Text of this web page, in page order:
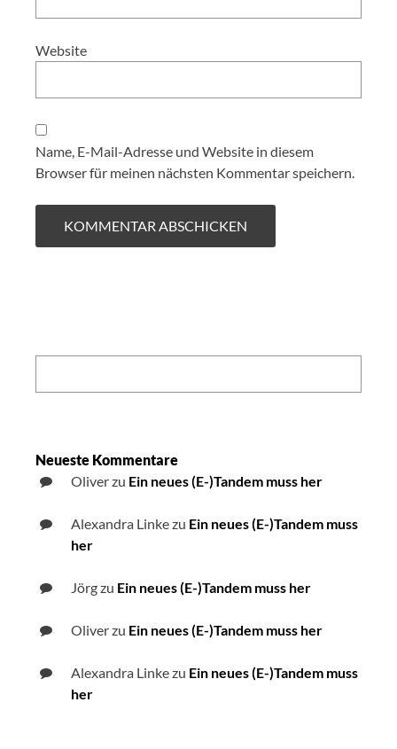
Website
Name, E-Mail-Adresse und Website in diesem
Browser für meinen nächsten Kommentar speichern.
Neueste Kommentare
Oliverzu Ein neues (E-)Tandem muss her
Alexandra Linkezu Ein neues (E-)Tandem muss
her
Jörgzu Ein neues (E-)Tandem muss her
Oliverzu Ein neues (E-)Tandem muss her
Alexandra Linkezu Ein neues (E-)Tandem muss
her